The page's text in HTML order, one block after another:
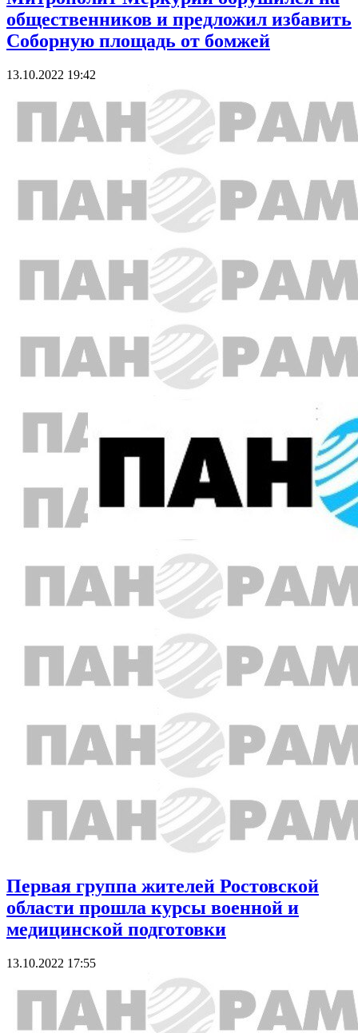
общественников и предложил избавить
Соборную площадь от бомжей
13.10.2022 19:42
Первая группа жителей Ростовской
области прошла курсы военной и
медицинской подготовки
13.10.2022 17:55